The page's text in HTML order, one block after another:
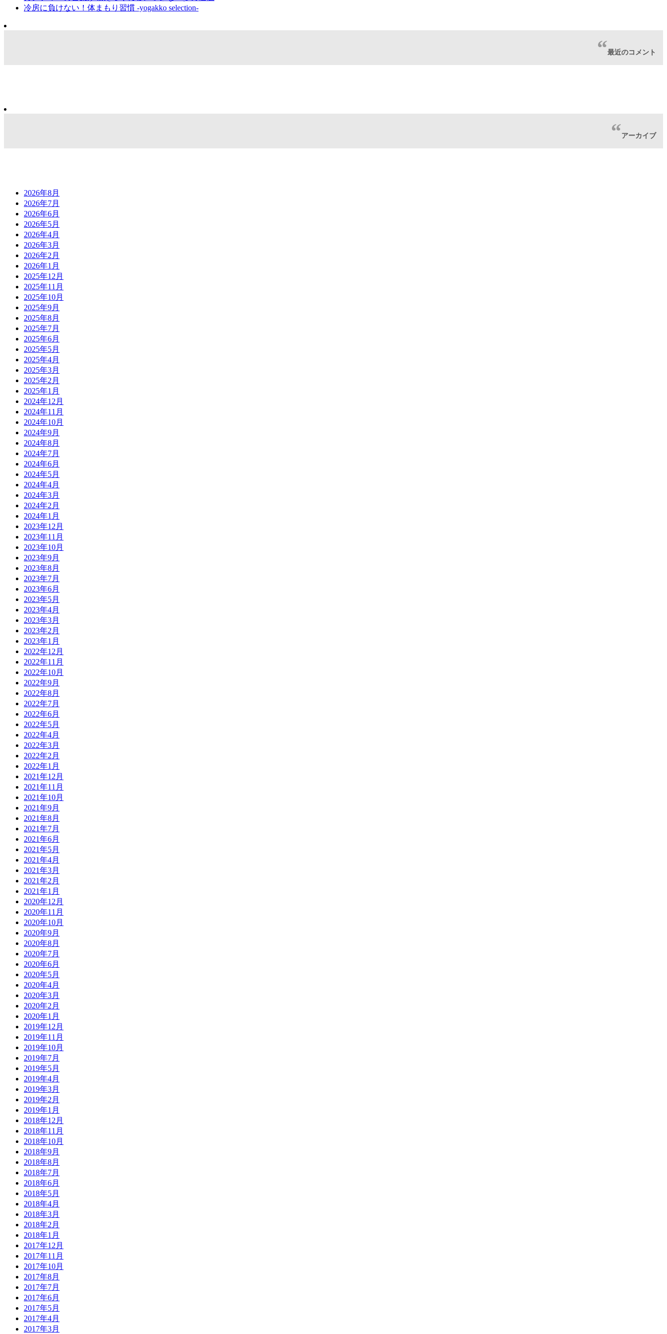
冷房に負けない！体まもり習慣 -yogakko selection-
最近のコメント
アーカイブ
2026年8月
2026年7月
2026年6月
2026年5月
2026年4月
2026年3月
2026年2月
2026年1月
2025年12月
2025年11月
2025年10月
2025年9月
2025年8月
2025年7月
2025年6月
2025年5月
2025年4月
2025年3月
2025年2月
2025年1月
2024年12月
2024年11月
2024年10月
2024年9月
2024年8月
2024年7月
2024年6月
2024年5月
2024年4月
2024年3月
2024年2月
2024年1月
2023年12月
2023年11月
2023年10月
2023年9月
2023年8月
2023年7月
2023年6月
2023年5月
2023年4月
2023年3月
2023年2月
2023年1月
2022年12月
2022年11月
2022年10月
2022年9月
2022年8月
2022年7月
2022年6月
2022年5月
2022年4月
2022年3月
2022年2月
2022年1月
2021年12月
2021年11月
2021年10月
2021年9月
2021年8月
2021年7月
2021年6月
2021年5月
2021年4月
2021年3月
2021年2月
2021年1月
2020年12月
2020年11月
2020年10月
2020年9月
2020年8月
2020年7月
2020年6月
2020年5月
2020年4月
2020年3月
2020年2月
2020年1月
2019年12月
2019年11月
2019年10月
2019年7月
2019年5月
2019年4月
2019年3月
2019年2月
2019年1月
2018年12月
2018年11月
2018年10月
2018年9月
2018年8月
2018年7月
2018年6月
2018年5月
2018年4月
2018年3月
2018年2月
2018年1月
2017年12月
2017年11月
2017年10月
2017年8月
2017年7月
2017年6月
2017年5月
2017年4月
2017年3月